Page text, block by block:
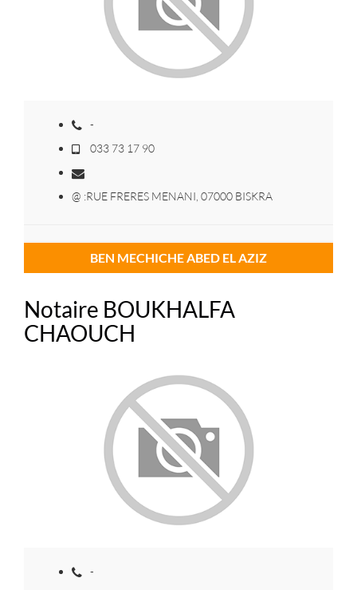
-
033 73 17 90
@ :RUE FRERES MENANI, 07000 BISKRA
BEN MECHICHE ABED EL AZIZ
Notaire BOUKHALFA
CHAOUCH
-